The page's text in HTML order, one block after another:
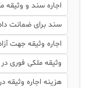
اجاره سند و
سند برای ضمانت
اجاره وثیقه جهت
وثیقه ملکی فوری
هزینه اجاره وثیقه